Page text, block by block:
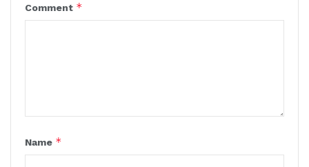
Comment *
Name *